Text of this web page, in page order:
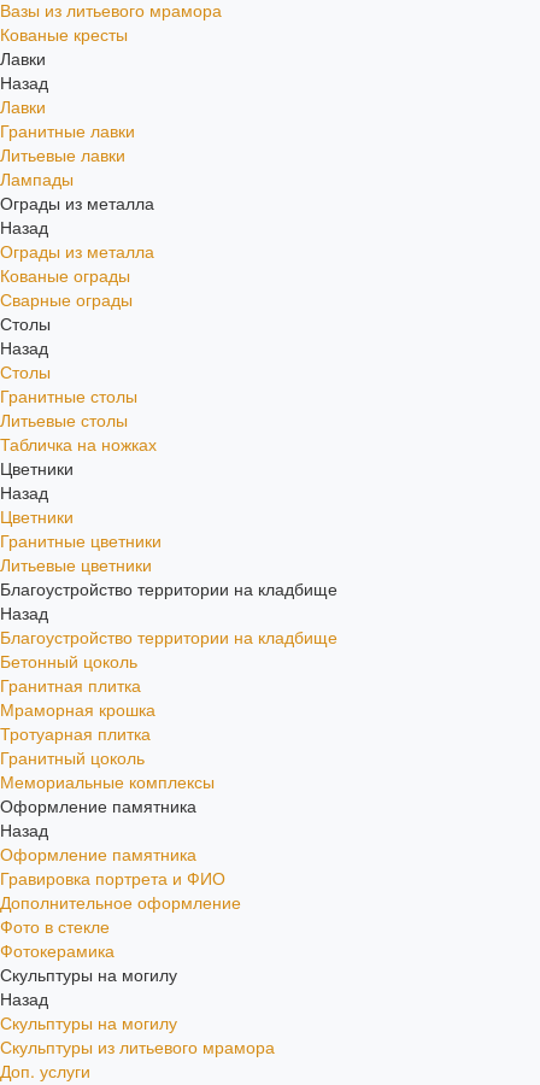
Вазы из литьевого мрамора
Кованые кресты
Лавки
Назад
Лавки
Гранитные лавки
Литьевые лавки
Лампады
Ограды из металла
Назад
Ограды из металла
Кованые ограды
Сварные ограды
Столы
Назад
Столы
Гранитные столы
Литьевые столы
Табличка на ножках
Цветники
Назад
Цветники
Гранитные цветники
Литьевые цветники
Благоустройство территории на кладбище
Назад
Благоустройство территории на кладбище
Бетонный цоколь
Гранитная плитка
Мраморная крошка
Тротуарная плитка
Гранитный цоколь
Мемориальные комплексы
Оформление памятника
Назад
Оформление памятника
Гравировка портрета и ФИО
Дополнительное оформление
Фото в стекле
Фотокерамика
Скульптуры на могилу
Назад
Скульптуры на могилу
Скульптуры из литьевого мрамора
Доп. услуги